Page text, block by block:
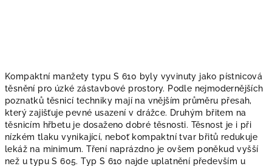
Kompaktní manžety typu S 610 byly vyvinuty jako pístnicová
těsnění pro úzké zástavbové prostory. Podle nejmodernějších
poznatků těsnicí techniky mají na vnějším průměru přesah,
který zajišťuje pevné usazení v drážce. Druhým břitem na
těsnicím hřbetu je dosaženo dobré těsnosti. Těsnost je i při
nízkém tlaku vynikající, neboť kompaktní tvar břitů redukuje
lekáž na minimum. Tření naprázdno je ovšem poněkud vyšší
než u typu S 605. Typ S 610 najde uplatnění především u